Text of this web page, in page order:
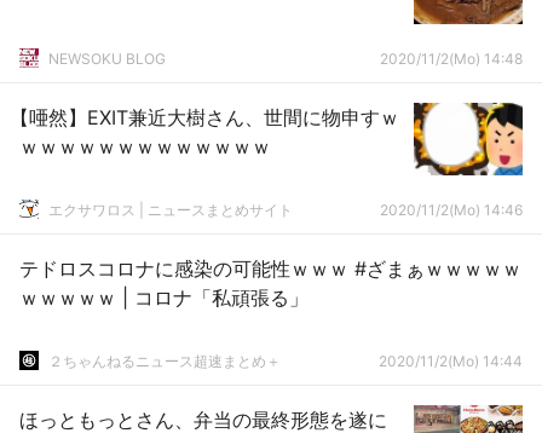
NEWSOKU BLOG 2020/11/2(Mo) 14:48
【唖然】EXIT兼近大樹さん、世間に物申すｗ
ｗｗｗｗｗｗｗｗｗｗｗｗｗ
エクサワロス | ニュースまとめサイト 2020/11/2(Mo) 14:46
テドロスコロナに感染の可能性ｗｗｗ #ざまぁｗｗｗｗｗ
ｗｗｗｗｗ | コロナ「私頑張る」
２ちゃんねるニュース超速まとめ＋ 2020/11/2(Mo) 14:44
ほっともっとさん、弁当の最終形態を遂に